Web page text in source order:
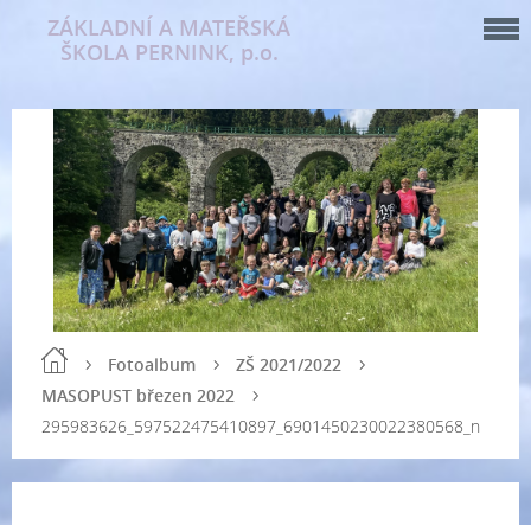
ZÁKLADNÍ A MATEŘSKÁ
ŠKOLA PERNINK, p.o.
Fotoalbum
ZŠ 2021/2022
MASOPUST březen 2022
295983626_597522475410897_6901450230022380568_n